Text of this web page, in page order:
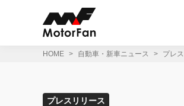
HOME 自動車・新車ニュース プレ
プレスリリース